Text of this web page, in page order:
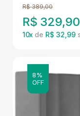
R$ 389,00
R$ 329,90
10x de R$ 32,99
8%
OFF